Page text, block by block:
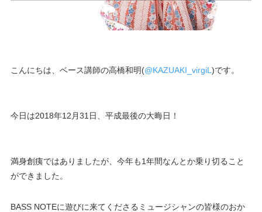
こんにちは、ベース講師の高橋和明(@KAZUAKI_virgiL )です。
今日は2018年12月31日、平成最後の大晦日！
満身創痍ではありましたが、今年も1年間なんとか乗り切ること
ができました。
BASS NOTEに遊びに来てくださるミュージシャンの皆様のおか